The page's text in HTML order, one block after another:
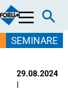
Menü
SEMINARE
29.08.2024
|